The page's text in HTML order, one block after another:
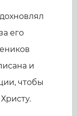
его
и
чтобы